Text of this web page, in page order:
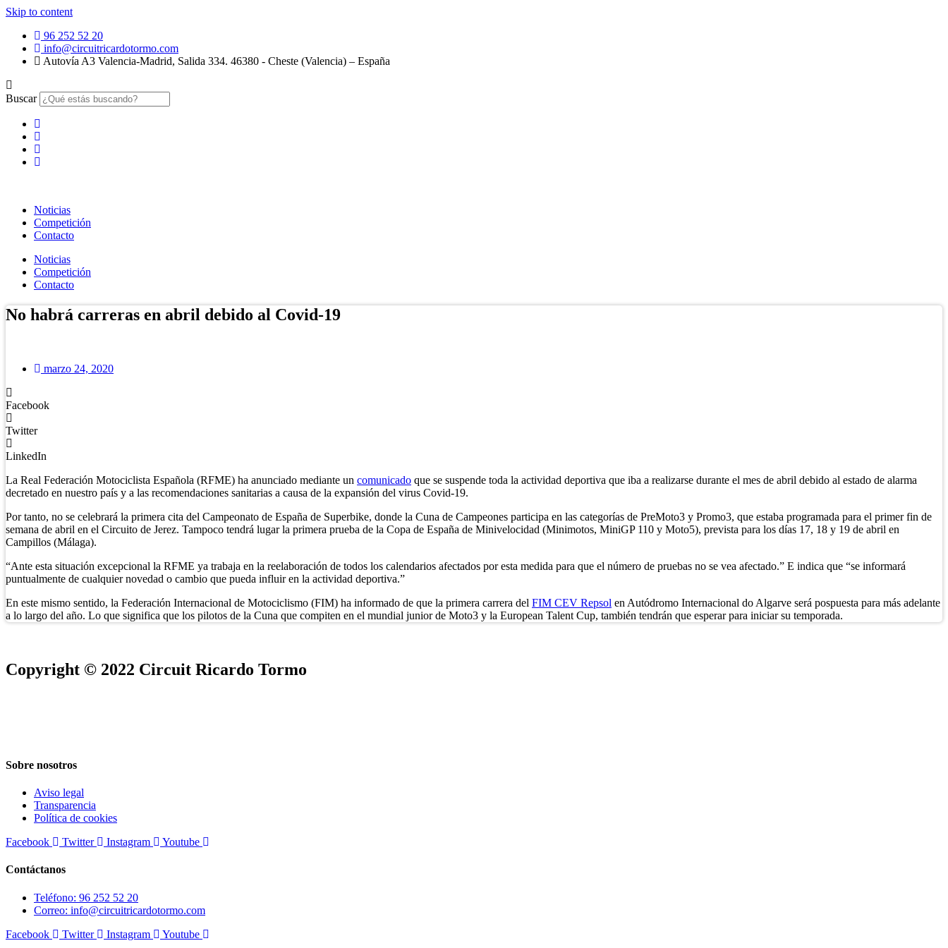
Skip to content
96 252 52 20
info@circuitricardotormo.com
Autovía A3 Valencia-Madrid, Salida 334. 46380 - Cheste (Valencia) – España
Buscar
Noticias
Competición
Contacto
Noticias
Competición
Contacto
No habrá carreras en abril debido al Covid-19
marzo 24, 2020
Facebook
Twitter
LinkedIn
La Real Federación Motociclista Española (RFME) ha anunciado mediante un comunicado que se suspende toda la actividad deportiva que iba a realizarse durante el mes de abril debido al estado de alarma
decretado en nuestro país y a las recomendaciones sanitarias a causa de la expansión del virus Covid-19.
Por tanto, no se celebrará la primera cita del Campeonato de España de Superbike, donde la Cuna de Campeones participa en las categorías de PreMoto3 y Promo3, que estaba programada para el primer fin de
semana de abril en el Circuito de Jerez. Tampoco tendrá lugar la primera prueba de la Copa de España de Minivelocidad (Minimotos, MiniGP 110 y Moto5), prevista para los días 17, 18 y 19 de abril en
Campillos (Málaga).
“Ante esta situación excepcional la RFME ya trabaja en la reelaboración de todos los calendarios afectados por esta medida para que el número de pruebas no se vea afectado.” E indica que “se informará
puntualmente de cualquier novedad o cambio que pueda influir en la actividad deportiva.”
En este mismo sentido, la Federación Internacional de Motociclismo (FIM) ha informado de que la primera carrera del FIM CEV Repsol en Autódromo Internacional do Algarve será pospuesta para más adelante
a lo largo del año. Lo que significa que los pilotos de la Cuna que compiten en el mundial junior de Moto3 y la European Talent Cup, también tendrán que esperar para iniciar su temporada.
Copyright © 2022 Circuit Ricardo Tormo
Sobre nosotros
Aviso legal
Transparencia
Política de cookies
Facebook
Twitter Instagram Youtube
Contáctanos
Teléfono: 96 252 52 20
Correo: info@circuitricardotormo.com
Facebook
Twitter Instagram Youtube